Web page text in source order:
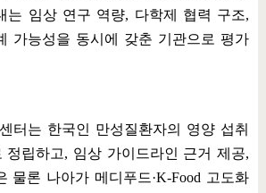
는 임상 연구 역량, 다학제 협력 구조,
가능성을 동시에 갖춘 기관으로 평가
터는 한국인 만성질환자의 영양 섭취
정립하고, 임상 가이드라인 근거 제공,
물론 나아가 메디푸드·K-Food 고도화